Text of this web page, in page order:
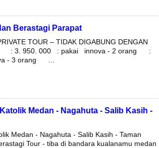
Berastagi Parapat
TOUR – TIDAK DIGABUNG DENGAN
: 3. 950. 000 : pakai innova - 2 orang :
- 3 orang ...
Medan - Nagahuta - Salib Kasih -
Medan - Nagahuta - Salib Kasih - Taman
Tour - tiba di bandara kualanamu medan